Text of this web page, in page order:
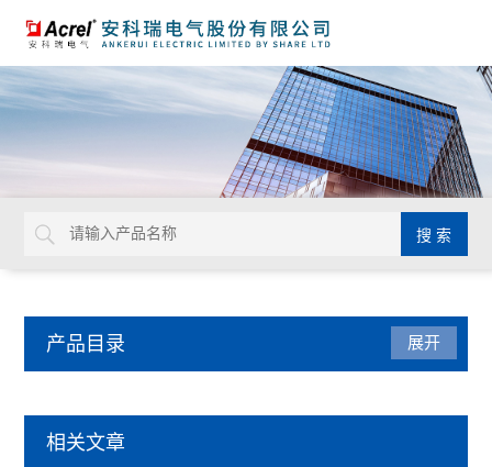
产品目录
DDS/DTS/ADL系列电能计量表
展开
相关文章